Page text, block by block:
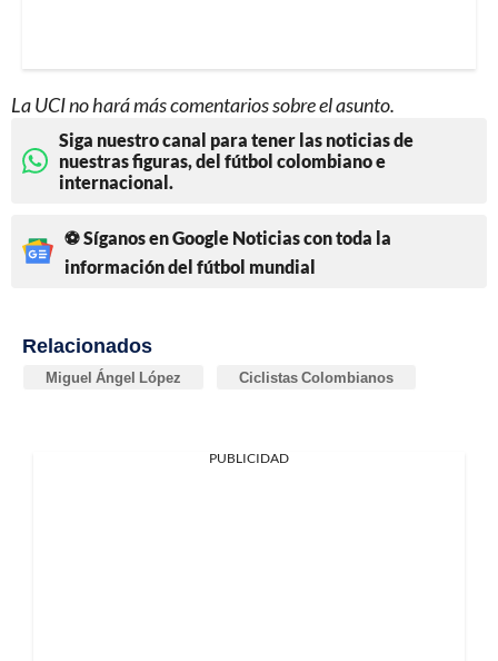
La UCI no hará más comentarios sobre el asunto.
Siga nuestro canal para tener las noticias de
nuestras figuras, del fútbol colombiano e
internacional.
⚽ Síganos en Google Noticias con toda la
información del fútbol mundial
Relacionados
Miguel Ángel López Ciclistas Colombianos
PUBLICIDAD